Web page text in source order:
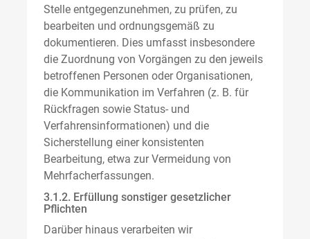
Stelle entgegenzunehmen, zu prüfen, zu
bearbeiten und ordnungsgemäß zu
dokumentieren. Dies umfasst insbesondere
die Zuordnung von Vorgängen zu den jeweils
betroffenen Personen oder Organisationen,
die Kommunikation im Verfahren (z. B. für
Rückfragen sowie Status- und
Verfahrensinformationen) und die
Sicherstellung einer konsistenten
Bearbeitung, etwa zur Vermeidung von
Mehrfacherfassungen.
3.1.2. Erfüllung sonstiger gesetzlicher
Pflichten
Darüber hinaus verarbeiten wir